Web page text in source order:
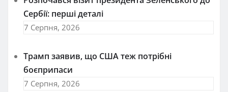
Сербії: перші деталі
7 Серпня, 2026
Трамп заявив, що США теж потрібні
боєприпаси
7 Серпня, 2026